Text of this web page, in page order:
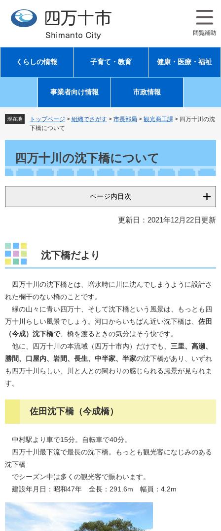
先
す
を
し
文
くらしの情報 子育て・教育 健康・医療・福祉
事業者向け情報 市政情報
現在地 トップページ > 組織でさがす > 市長部局 > 観光商工課 > 四万十川の沈
下橋について
四万十川の沈下橋について
ページ内目次
更新日：2021年12月22日更新
沈下橋だより
四万十川の沈下橋とは、増水時に川に沈んでしまうように設計さ
れた欄干のない橋のことです。
緑の山々に青い四万十、そして沈下橋という風景は、もっとも四
万十川らしい風景でしょう。河口からいちばん近い沈下橋は、 佐田
（今成）沈下橋で、橋を渡るときの気分はそう快です。
他に、四万十川の本流域（四万十市内）だけでも、 三里、高瀬、
勝間、口屋内、岩間、長生、中半家、半家の沈下橋があり、いずれ
も四万十川らしい、川と人との関わりの感じられる風景が見られま
す。
佐田沈下橋（今成橋）
中村駅より車で15分。自転車で40分。
四万十川最下流で最長の沈下橋。もっとも観光客になじみのある
沈下橋
でシーズン中は多くの観光客で賑わいます。
建設年月日：昭和47年 全長：291.6m 幅員：4.2m